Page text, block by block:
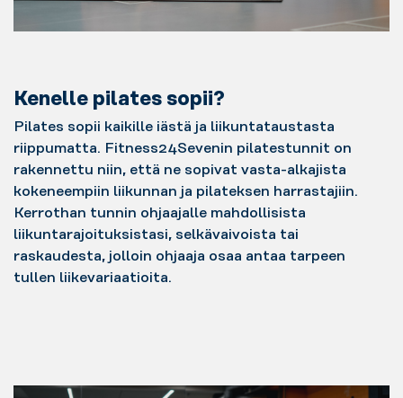
Kenelle pilates sopii?
Pilates sopii kaikille iästä ja liikuntataustasta
riippumatta. Fitness24Sevenin pilatestunnit on
rakennettu niin, että ne sopivat vasta-alkajista
kokeneempiin liikunnan ja pilateksen harrastajiin.
Kerrothan tunnin ohjaajalle mahdollisista
liikuntarajoituksistasi, selkävaivoista tai
raskaudesta, jolloin ohjaaja osaa antaa tarpeen
tullen liikevariaatioita.